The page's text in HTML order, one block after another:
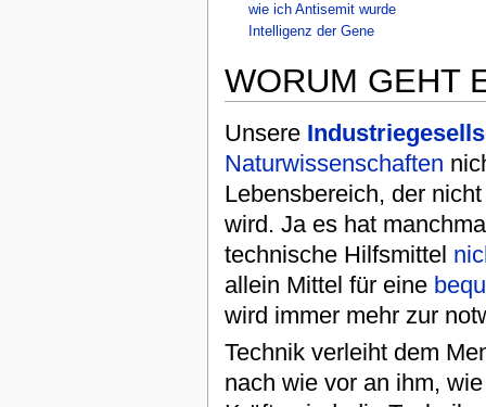
wie ich Antisemit wurde
Intelligenz der Gene
WORUM GEHT
Unsere
Naturwissenschaften
Lebensbereich, der
wird. Ja es hat
technische Hilfsmittel
allein Mittel für eine
wird immer mehr zur
Technik verleiht dem
nach wie vor an ihm,